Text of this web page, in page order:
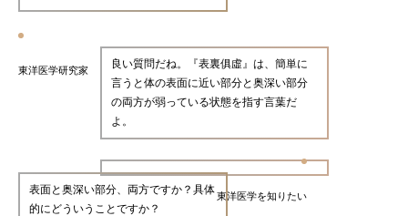
東洋医学研究家
良い質問だね。『表裏俱虛』は、簡単に
言うと体の表面に近い部分と奥深い部分
の両方が弱っている状態を指す言葉だ
よ。
東洋医学を知りたい
表面と奥深い部分、両方ですか？具体
的にどういうことですか？